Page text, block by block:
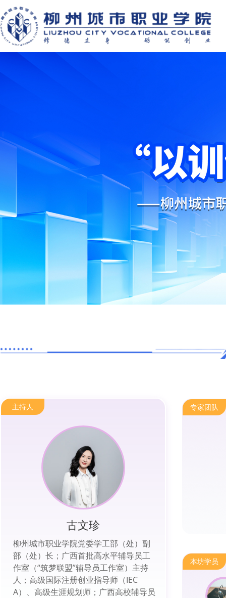
主持人
古文珍
柳州城市职业学院党委学工部（处）副
部（处）长；广西首批高水平辅导员工
作室（“筑梦联盟”辅导员工作室）主持
人；高级国际注册创业指导师（IEC
A）、高级生涯规划师；广西高校辅导员
专家团队
本坊学员